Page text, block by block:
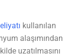
kullanılan
alaşımından
uzatılmasını